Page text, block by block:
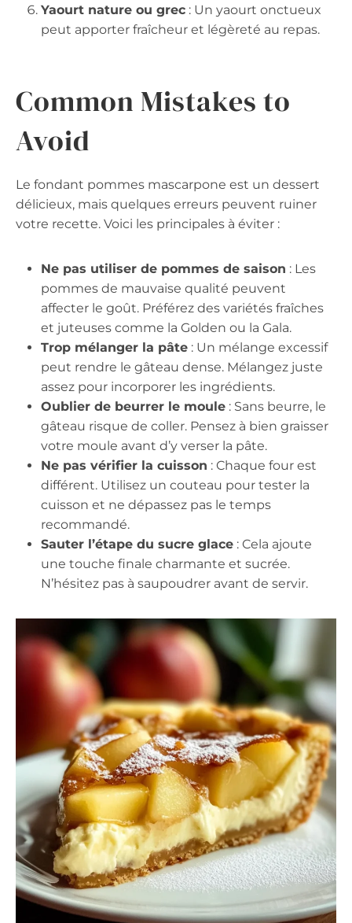
Yaourt nature ou grec : Un yaourt onctueux
peut apporter fraîcheur et légèreté au repas.
Common Mistakes to
Avoid
Le fondant pommes mascarpone est un dessert
délicieux, mais quelques erreurs peuvent ruiner
votre recette. Voici les principales à éviter :
Ne pas utiliser de pommes de saison : Les
pommes de mauvaise qualité peuvent
affecter le goût. Préférez des variétés fraîches
et juteuses comme la Golden ou la Gala.
Trop mélanger la pâte : Un mélange excessif
peut rendre le gâteau dense. Mélangez juste
assez pour incorporer les ingrédients.
Oublier de beurrer le moule : Sans beurre, le
gâteau risque de coller. Pensez à bien graisser
votre moule avant d’y verser la pâte.
Ne pas vérifier la cuisson : Chaque four est
différent. Utilisez un couteau pour tester la
cuisson et ne dépassez pas le temps
recommandé.
Sauter l’étape du sucre glace : Cela ajoute
une touche finale charmante et sucrée.
N’hésitez pas à saupoudrer avant de servir.